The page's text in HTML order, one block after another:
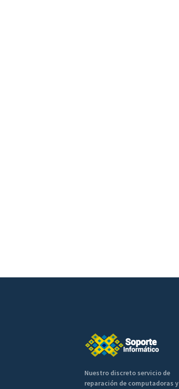
Nuestro discreto servicio de
reparación de computadoras y